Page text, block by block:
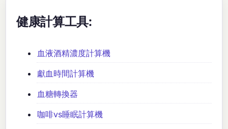
健康計算工具:
血液酒精濃度計算機
獻血時間計算機
血糖轉換器
咖啡vs睡眠計算機